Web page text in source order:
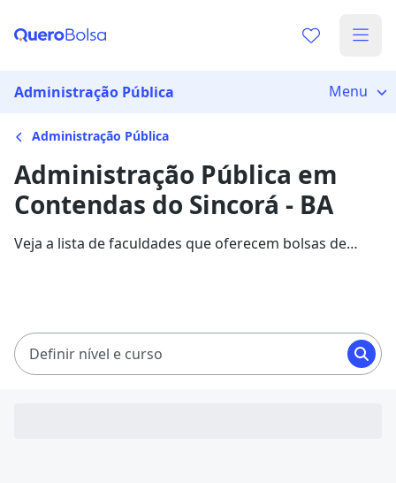
Administração Pública Menu
Administração Pública
Administração Pública em
Contendas do Sincorá - BA
Veja a lista de faculdades que oferecem bolsas de
Definir nível e curso